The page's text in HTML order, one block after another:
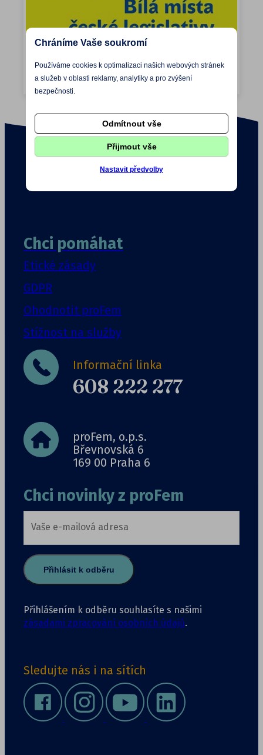
Chci pomáhat
Etické zásady
GDPR
Ohodnotit proFem
Stížnost na služby
Informační linka
608 222 277
proFem, o.p.s.
Břevnovská 6
169 00 Praha 6
Chci novinky z proFem
Vaše e-mailová adresa
Přihlásit k odběru
Přihlášením k odběru souhlasíte s našimi
zásadami zpracování osobních údajů.
Sledujte nás i na sítích
Chráníme Vaše soukromí
Používáme cookies k optimalizaci našich webových stránek
a služeb v oblasti reklamy, analytiky a pro zvýšení
bezpečnosti.
Odmítnout vše
Přijmout vše
Nastavit předvolby